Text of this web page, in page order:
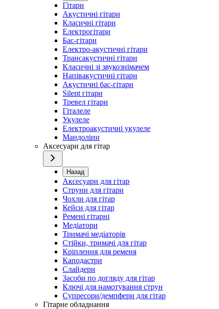
Гітари
Акустичні гітари
Класичні гітари
Електрогітари
Бас-гітари
Електро-акустичні гітари
Трансакустичні гітари
Класичні зі звукознімачем
Напівакустичні гітари
Акустичні бас-гітари
Silent гітари
Тревел гітари
Гіталеле
Укулеле
Електроакустичні укулеле
Мандоліни
Аксесуари для гітар
Назад
Аксесуари для гітар
Струни для гітари
Чохли для гітар
Кейси для гітар
Ремені гітарні
Медіатори
Тримачі медіаторів
Стійки, тримачі для гітар
Кріплення для ременя
Каподастри
Слайдери
Засоби по догляду для гітар
Ключі для намотування струн
Супресори/демпфери для гітар
Гітарне обладнання